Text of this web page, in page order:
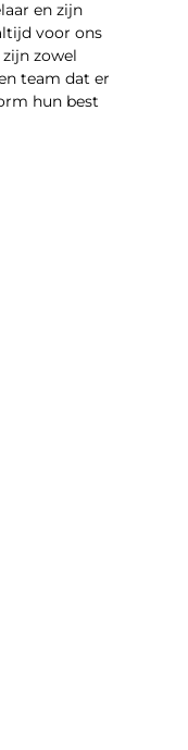
en zijn
voor ons
zowel
team dat er
hun best